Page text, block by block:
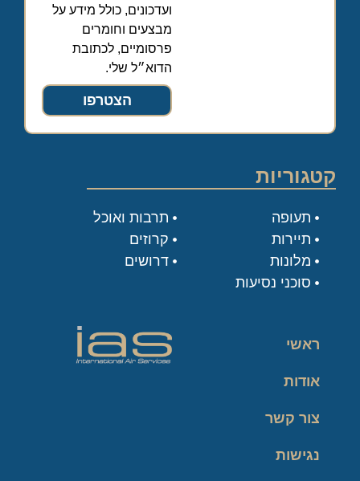
ועדכונים, כולל מידע על
מבצעים וחומרים
פרסומיים, לכתובת
הדוא״ל שלי.
הצטרפו
קטגוריות
תעופה
תיירות
מלונות
סוכני נסיעות
תרבות ואוכל
קרוזים
דרושים
ראשי
אודות
צור קשר
נגישות